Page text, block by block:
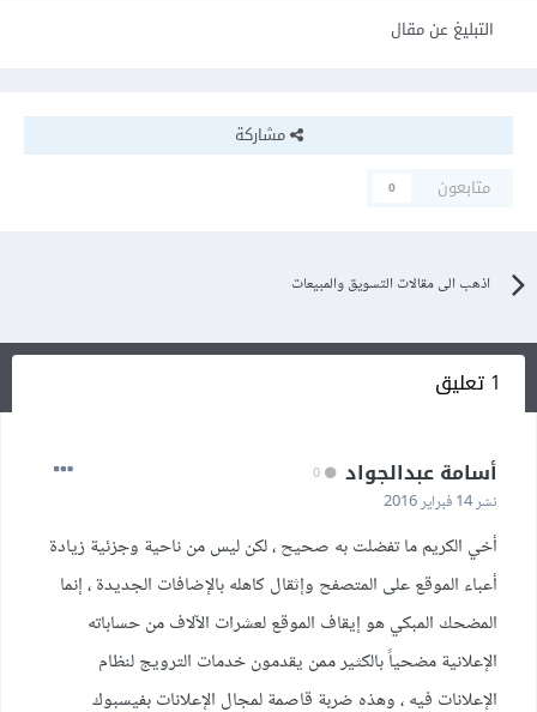
التبليغ عن مقال
مشاركة
متابعون
0
اذهب الى مقالات التسويق والمبيعات
1 تعليق
أسامة عبدالجواد
نشر14 فبراير 2016
أخي الكريم ما تفضلت به صحيح ، لكن ليس من ناحية وجزئية زيادة
أعباء الموقع على المتصفح وإثقال كاهله بالإضافات الجديدة ، إنما
المضحك المبكي هو إيقاف الموقع لعشرات الآلاف من حساباته
الإعلانية مضحياً بالكثير ممن يقدمون خدمات الترويج لنظام
الإعلانات فيه ، وهذه ضربة قاصمة لمجال الإعلانات بفيسبوك